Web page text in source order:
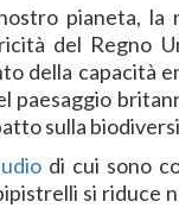
pianeta, la
del Regno
della capacità
paesaggio
sulla
di cui sono
si riduce